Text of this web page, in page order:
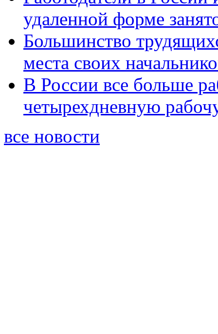
удаленной форме
Большинство
места своих
В России все больше
четырехдневную
все новости